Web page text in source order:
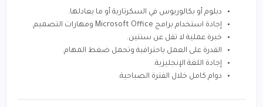
دبلوم أو بكالوريوس في السكرتارية أو ما يعادلها.
إجادة استخدام برامج Microsoft Office ومهارات التصميم.
خبرة عملية لا تقل عن سنتين.
القدرة على العمل باحترافية وتحمل ضغط المهام.
إجادة اللغة الإنجليزية.
دوام كامل خلال الفترة الصباحية.